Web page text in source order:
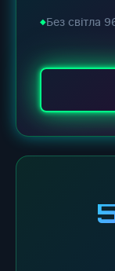
Без світла